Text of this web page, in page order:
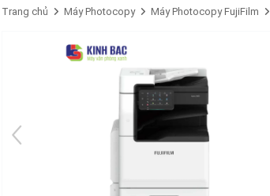
Trang chủ Máy Photocopy Máy Photocopy FujiFilm